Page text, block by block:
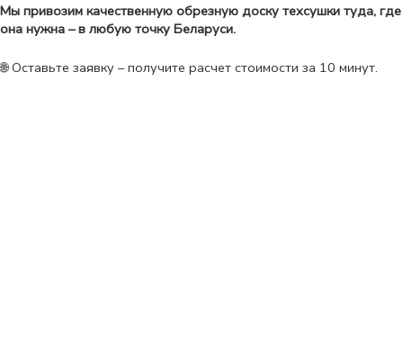
Мы привозим качественную обрезную доску техсушки туда, где
она нужна – в любую точку Беларуси.
🌐 Оставьте заявку – получите расчет стоимости за 10 минут.